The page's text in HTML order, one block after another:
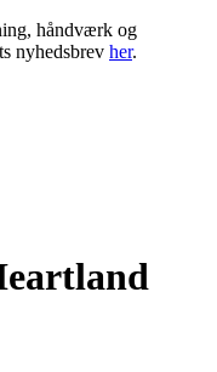
håndværk og
nyhedsbrev her.